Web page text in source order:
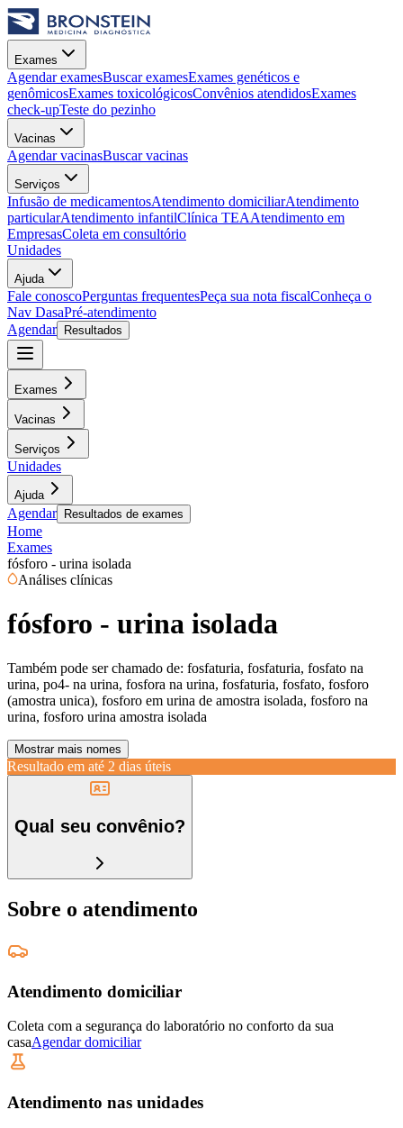
Exames
Agendar examesBuscar examesExames genéticos e
genômicosExames toxicológicosConvênios atendidosExames
check-upTeste do pezinho
Vacinas
Agendar vacinasBuscar vacinas
Serviços
Infusão de medicamentosAtendimento domiciliarAtendimento
particularAtendimento infantilClínica TEAAtendimento em
EmpresasColeta em consultório
Unidades
Ajuda
Fale conoscoPerguntas frequentesPeça sua nota fiscalConheça o
Nav DasaPré-atendimento
Agendar
Resultados
Exames
Vacinas
Serviços
Unidades
Ajuda
Agendar Resultados de exames
Home
Exames
fósforo - urina isolada
Análises clínicas
fósforo - urina isolada
Também pode ser chamado de: fosfaturia, fosfaturia, fosfato na
urina, po4- na urina, fosfora na urina, fosfaturia, fosfato, fosforo
(amostra unica), fosforo em urina de amostra isolada, fosforo na
urina, fosforo urina amostra isolada
Mostrar mais nomes
Resultado em até 2 dias úteis
Qual seu convênio?
Sobre o atendimento
Atendimento domiciliar
Coleta com a segurança do laboratório no conforto da sua
casaAgendar domiciliar
Atendimento nas unidades